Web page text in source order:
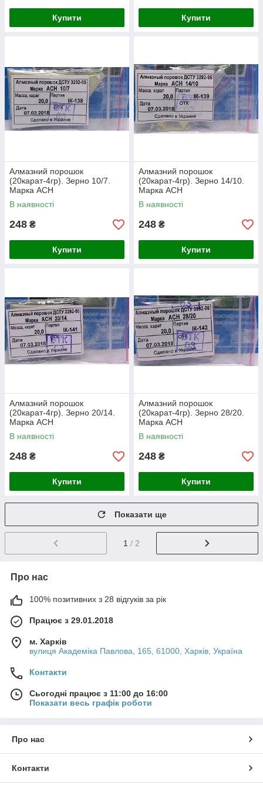
Купити Купити
Алмазний порошок
(20карат-4гр). Зерно 10/7.
Марка АСН
В наявності
248 ₴
Купити
Алмазний порошок
(20карат-4гр). Зерно 14/10.
Марка АСН
В наявності
248 ₴
Купити
Алмазний порошок
(20карат-4гр). Зерно 20/14.
Марка АСН
В наявності
248 ₴
Купити
Алмазний порошок
(20карат-4гр). Зерно 28/20.
Марка АСН
В наявності
248 ₴
Купити
Показати ще
1 / 2
Про нас
100% позитивних з 28 відгуків за рік
Працює з 29.01.2018
м. Харків
вулиця Академіка Павлова, 165, 61000, Харків, Україна
Контакти
Сьогодні працює з 11:00 до 16:00
Показати весь графік роботи
Про нас
Контакти